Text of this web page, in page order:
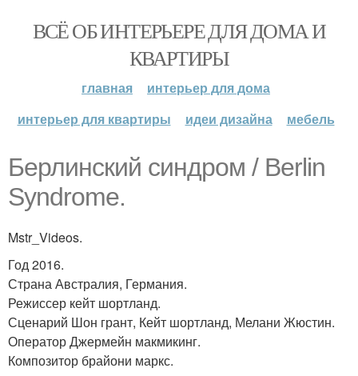
ВСЁ ОБ ИНТЕРЬЕРЕ ДЛЯ ДОМА И
КВАРТИРЫ
главная
интерьер для дома
интерьер для квартиры
идеи дизайна мебель
Берлинский синдром / Berlin
Syndrome.
Mstr_Videos.
Год 2016.
Страна Австралия, Германия.
Режиссер кейт шортланд.
Сценарий Шон грант, Кейт шортланд, Мелани Жюстин.
Оператор Джермейн макмикинг.
Композитор брайони маркс.